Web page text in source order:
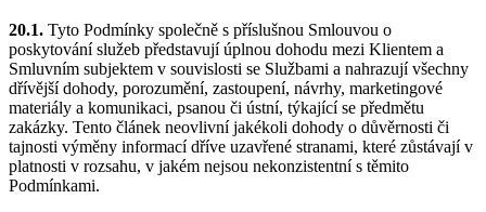
20.1. Tyto Podmínky společně s příslušnou Smlouvou o
poskytování služeb představují úplnou dohodu mezi Klientem a
Smluvním subjektem v souvislosti se Službami a nahrazují všechny
dřívější dohody, porozumění, zastoupení, návrhy, marketingové
materiály a komunikaci, psanou či ústní, týkající se předmětu
zakázky. Tento článek neovlivní jakékoli dohody o důvěrnosti či
tajnosti výměny informací dříve uzavřené stranami, které zůstávají v
platnosti v rozsahu, v jakém nejsou nekonzistentní s těmito
Podmínkami.